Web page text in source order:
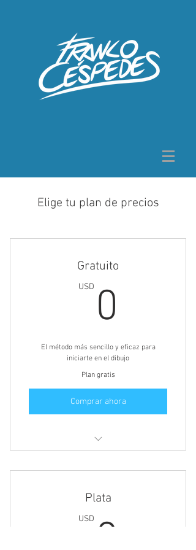
Elige tu plan de precios
Gratuito
USD 0
El método más sencillo y eficaz para
iniciarte en el dibujo
Plan gratis
Comprar ahora
gratuita
Solo debes registrarte
Plata
USD 2USD